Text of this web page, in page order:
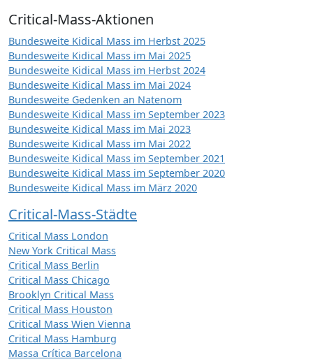
Critical-Mass-Aktionen
Bundesweite Kidical Mass im Herbst 2025
Bundesweite Kidical Mass im Mai 2025
Bundesweite Kidical Mass im Herbst 2024
Bundesweite Kidical Mass im Mai 2024
Bundesweite Gedenken an Natenom
Bundesweite Kidical Mass im September 2023
Bundesweite Kidical Mass im Mai 2023
Bundesweite Kidical Mass im Mai 2022
Bundesweite Kidical Mass im September 2021
Bundesweite Kidical Mass im September 2020
Bundesweite Kidical Mass im März 2020
Critical-Mass-Städte
Critical Mass London
New York Critical Mass
Critical Mass Berlin
Critical Mass Chicago
Brooklyn Critical Mass
Critical Mass Houston
Critical Mass Wien Vienna
Critical Mass Hamburg
Massa Crítica Barcelona